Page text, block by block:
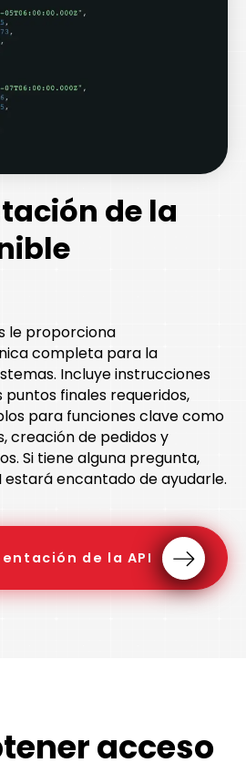
de la
le proporciona
completa para la
Incluye instrucciones
finales requeridos,
para funciones clave como
creación de pedidos y
Si tiene alguna pregunta,
estará encantado de ayudarle.
de la API
acceso